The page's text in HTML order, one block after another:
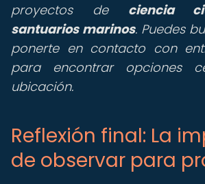
proyectos de ciencia
santuarios marinos. Puedes
ponerte en contacto con
para encontrar opciones
ubicación.
Reflexión final: La
de observar para